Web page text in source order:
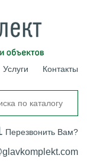
Услуги Контакты
Перезвонить Вам?